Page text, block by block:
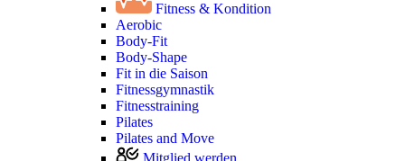
Fitness & Kondition
Aerobic
Body-Fit
Body-Shape
Fit in die Saison
Fitnessgymnastik
Fitnesstraining
Pilates
Pilates and Move